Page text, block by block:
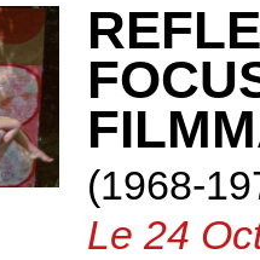
(1968-
Le 24